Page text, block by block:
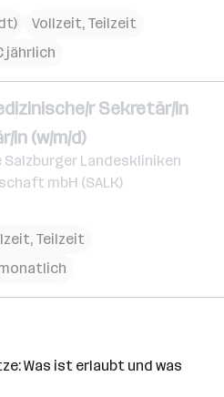
Vollzeit, Teilzeit
jährlich
r Sekretär/in
in (w/m/d)
Landeskliniken
mbH (SALK)
Teilzeit
Was ist erlaubt und was